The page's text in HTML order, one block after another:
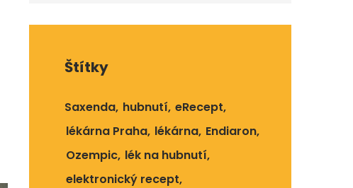
Štítky
Saxenda hubnutí eRecept
lékárna Praha lékárna Endiaron
Ozempic lék na hubnutí
elektronický recept